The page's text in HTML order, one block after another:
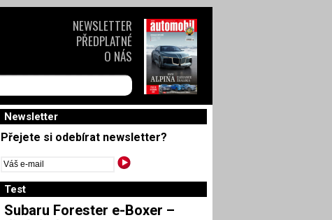
Newsletter
Přejete si odebírat newsletter?
Test
Subaru Forester e-Boxer –
NEWSLETTER
PŘEDPLATNÉ
O NÁS